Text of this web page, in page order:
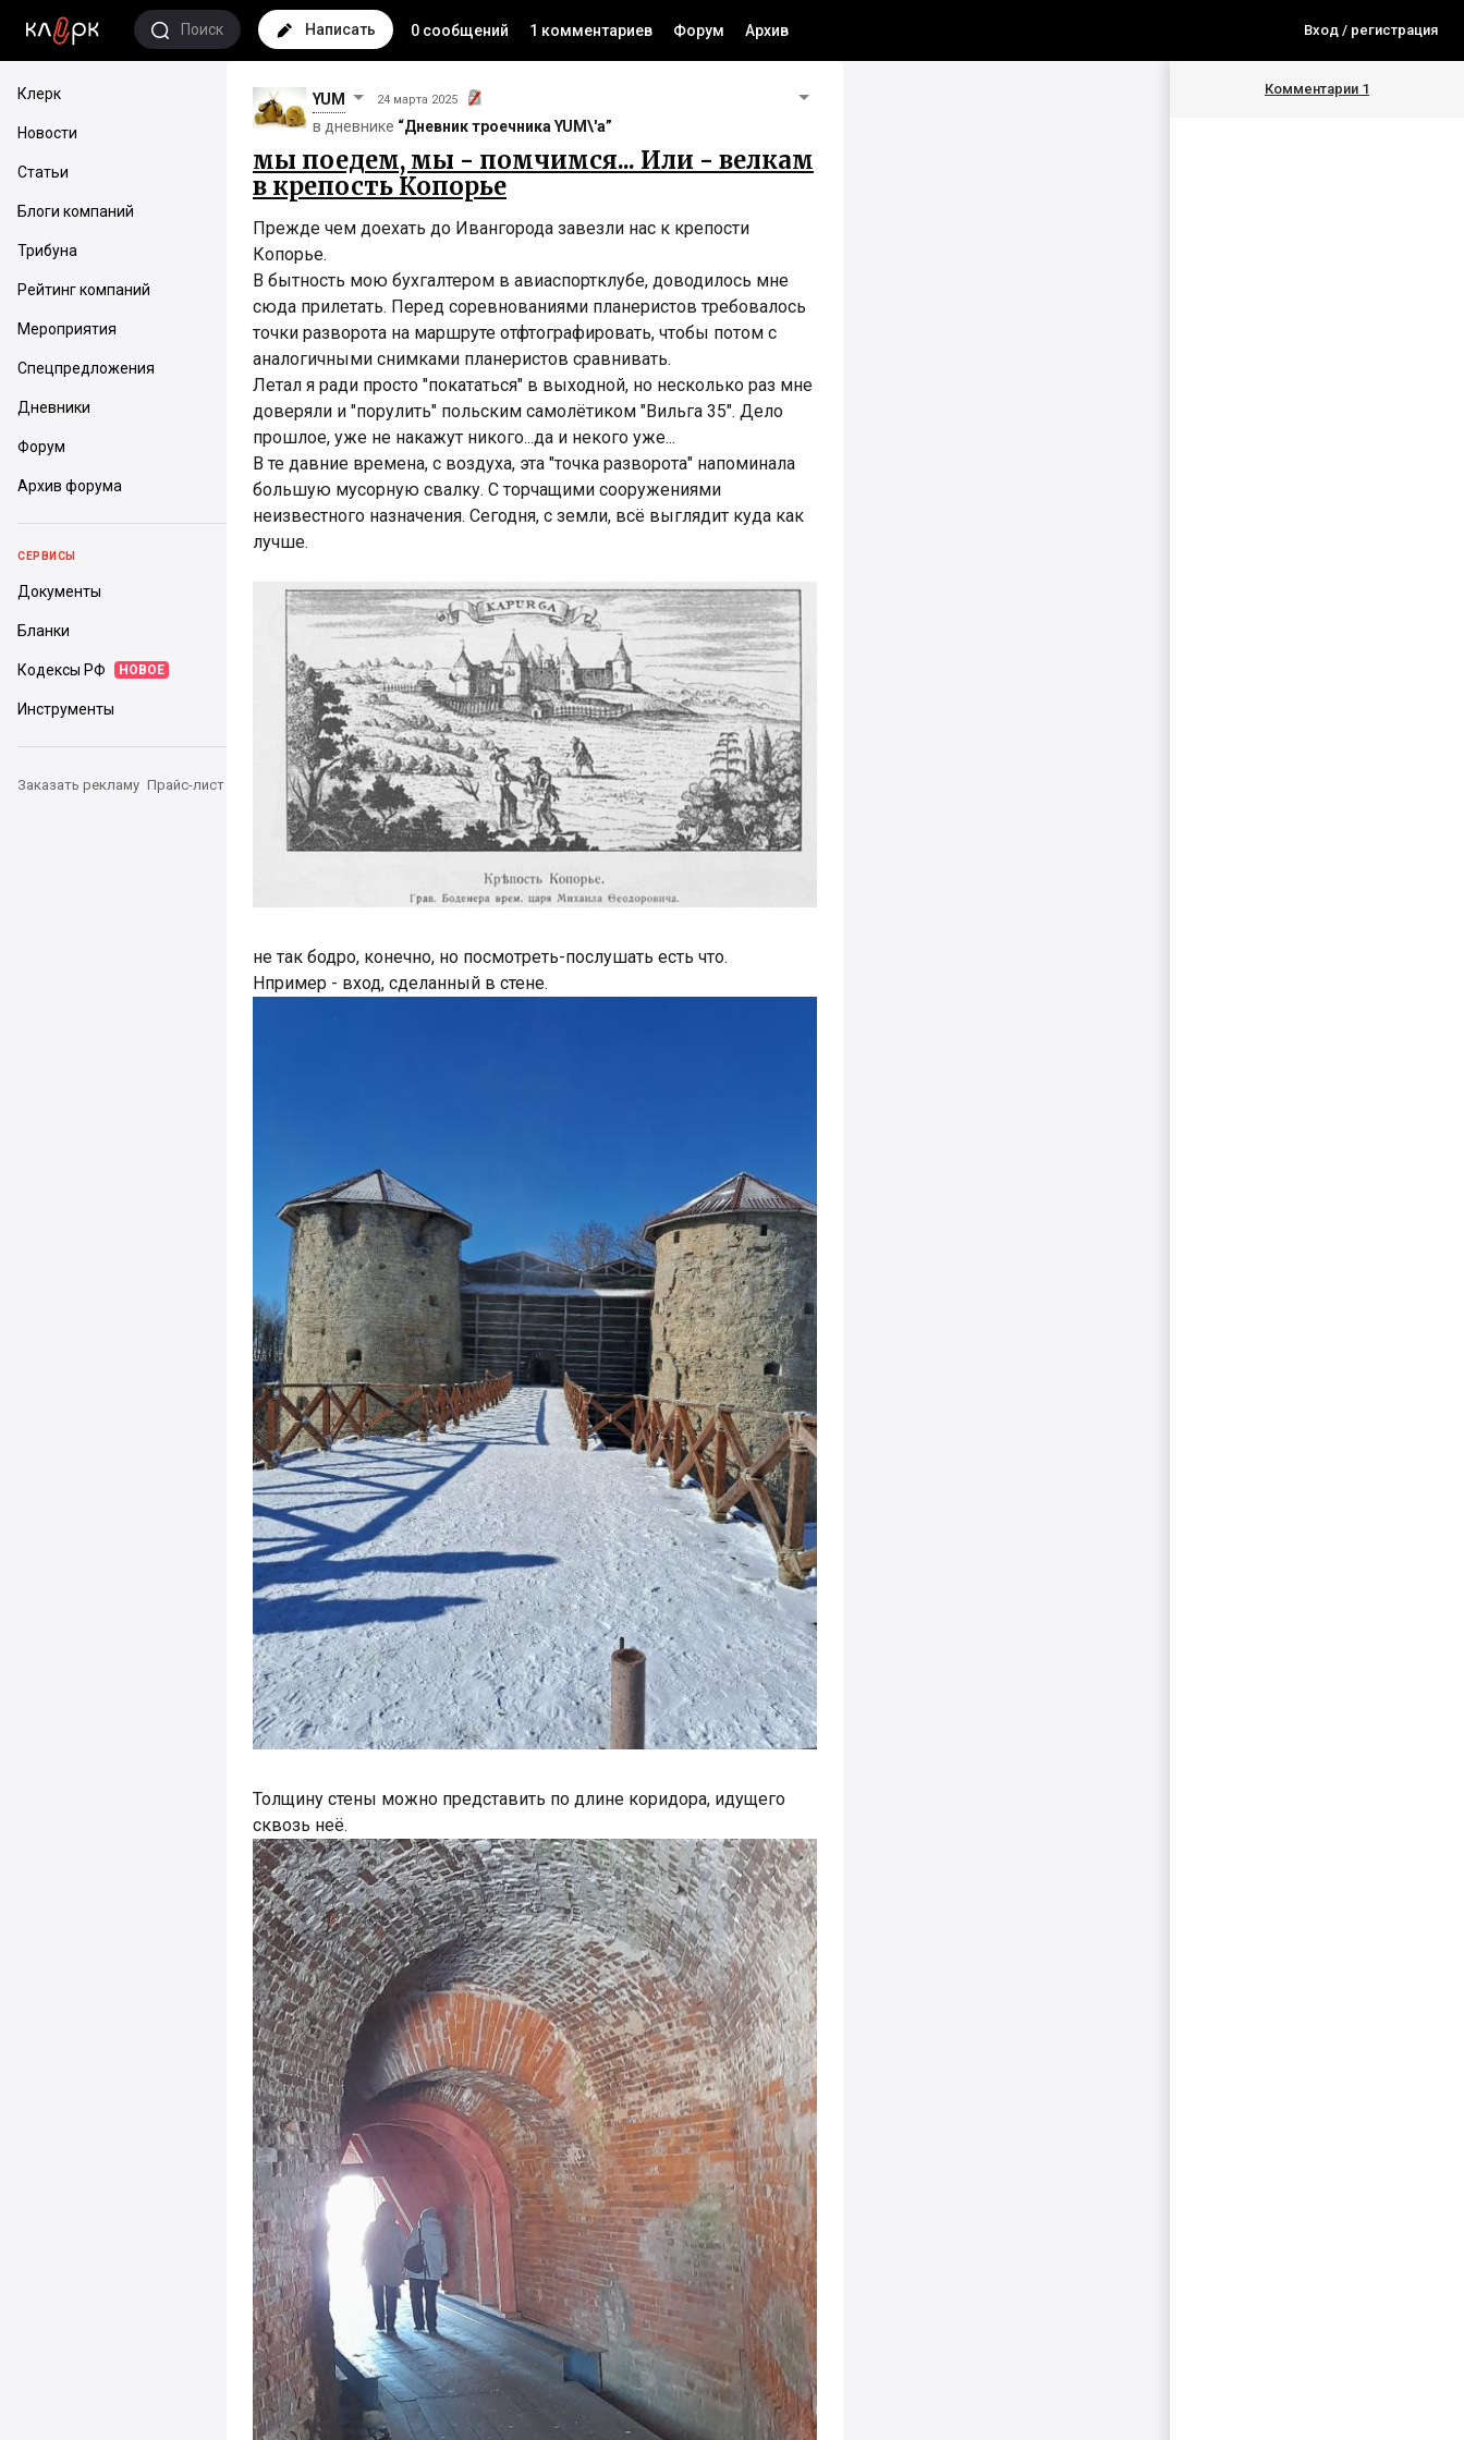
Поиск Написать 0 сообщений 1 комментариев Форум Архив Вход / регистрация
Клерк
Новости
Статьи
Блоги компаний
Трибуна
Рейтинг компаний
Мероприятия
Спецпредложения
Дневники
Форум
Архив форума
СЕРВИСЫ
Документы
Бланки
Кодексы РФ НОВОЕ
Инструменты
Заказать рекламу Прайс-лист
YUM 24 марта 2025
в дневнике “Дневник троечника YUM\'а”
мы поедем, мы - помчимся... Или - велкам
в крепость Копорье
Прежде чем доехать до Ивангорода завезли нас к крепости
Копорье.
В бытность мою бухгалтером в авиаспортклубе, доводилось мне
сюда прилетать. Перед соревнованиями планеристов требовалось
точки разворота на маршруте отфтографировать, чтобы потом с
аналогичными снимками планеристов сравнивать.
Летал я ради просто "покататься" в выходной, но несколько раз мне
доверяли и "порулить" польским самолётиком "Вильга 35". Дело
прошлое, уже не накажут никого...да и некого уже...
В те давние времена, с воздуха, эта "точка разворота" напоминала
большую мусорную свалку. С торчащими сооружениями
неизвестного назначения. Сегодня, с земли, всё выглядит куда как
лучше.
не так бодро, конечно, но посмотреть-послушать есть что.
Нпример - вход, сделанный в стене.
Толщину стены можно представить по длине коридора, идущего
сквозь неё.
Комментарии 1